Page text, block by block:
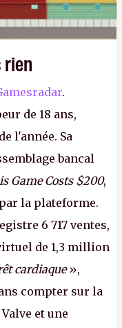
rien
.
de 18 ans,
l'année. Sa
bancal
Game Costs $200,
la plateforme.
6 717 ventes,
de 1,3 million
cardiaque»,
compter sur la
et une